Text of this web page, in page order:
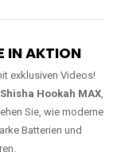
IN AKTION
exklusiven Videos!
Hookah MAX,
Sie, wie moderne
Batterien und